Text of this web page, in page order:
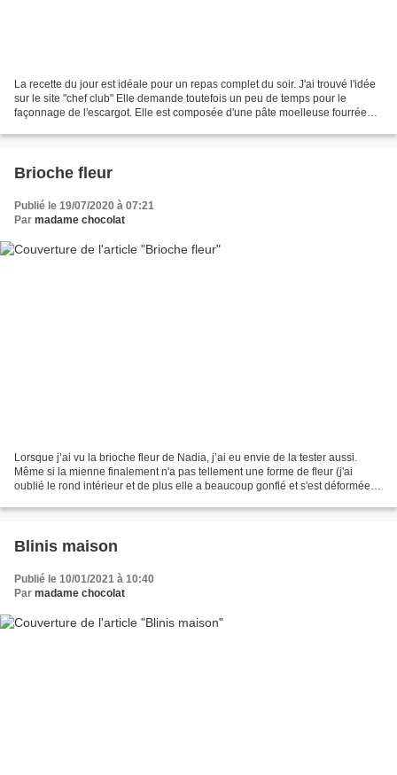
La recette du jour est idéale pour un repas complet du soir. J'ai trouvé l'idée
sur le site "chef club" Elle demande toutefois un peu de temps pour le
façonnage de l'escargot. Elle est composée d'une pâte moelleuse fourrée
Brioche fleur
Publié le 19/07/2020 à 07:21
Par madame chocolat
Lorsque j’ai vu la brioche fleur de Nadia, j’ai eu envie de la tester aussi.
Même si la mienne finalement n'a pas tellement une forme de fleur (j'ai
oublié le rond intérieur et de plus elle a beaucoup gonflé et s'est déformée)
Blinis maison
Publié le 10/01/2021 à 10:40
Par madame chocolat